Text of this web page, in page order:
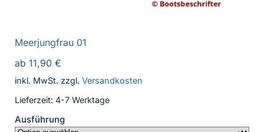
Meerjungfrau 01
ab 11,90 €
inkl. MwSt. zzgl. Versandkosten
Lieferzeit: 4-7 Werktage
Ausführung